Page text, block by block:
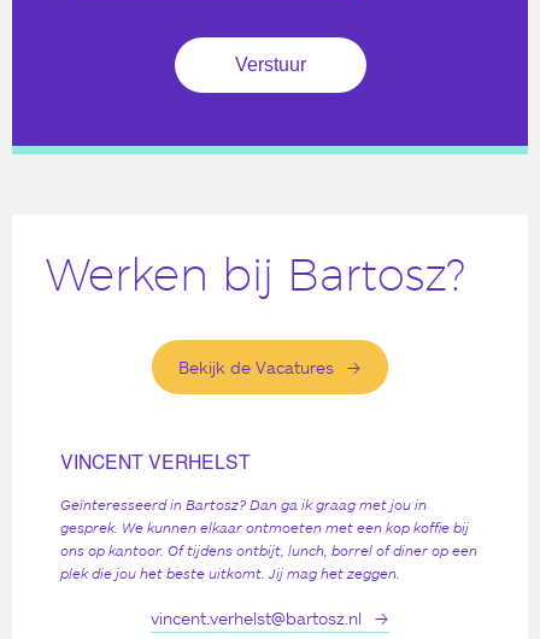
Werken bij Bartosz?
Bekijk de Vacatures
VINCENT VERHELST
Geïnteresseerd in Bartosz? Dan ga ik graag met jou in
gesprek. We kunnen elkaar ontmoeten met een kop koffie bij
ons op kantoor. Of tijdens ontbijt, lunch, borrel of diner op een
plek die jou het beste uitkomt. Jij mag het zeggen.
vincent.verhelst@bartosz.nl